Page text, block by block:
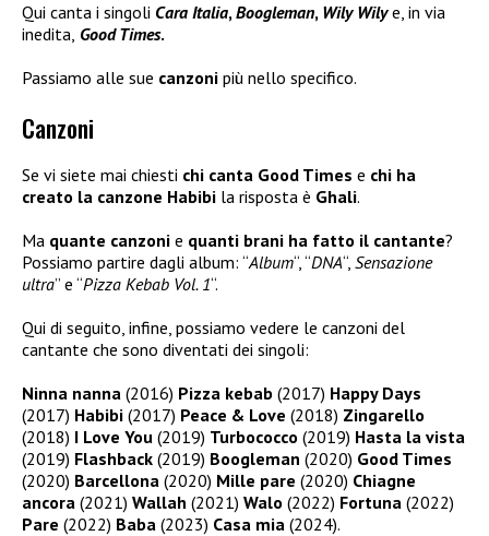
Qui canta i singoli Cara Italia,Boogleman, Wily Wilye, in via
inedita, Good Times.
Passiamo alle sue canzoni più nello specifico.
Canzoni
Se vi siete mai chiesti chi canta Good Times e chi ha
creato la canzone Habibi la risposta è Ghali.
Ma quante canzoni e quanti brani ha fatto il cantante?
Possiamo partire dagli album: “Album“, “DNA“, Sensazione
ultra” e “Pizza Kebab Vol. 1“.
Qui di seguito, infine, possiamo vedere le canzoni del
cantante che sono diventati dei singoli:
Ninna nanna (2016) Pizza kebab (2017) Happy Days
(2017) Habibi (2017) Peace & Love (2018) Zingarello
(2018) I Love You (2019) Turbococco (2019) Hasta la vista
(2019) Flashback (2019) Boogleman (2020) Good Times
(2020) Barcellona (2020) Mille pare (2020) Chiagne
ancora (2021) Wallah (2021) Walo (2022) Fortuna (2022)
Pare (2022) Baba (2023) Casa mia (2024).